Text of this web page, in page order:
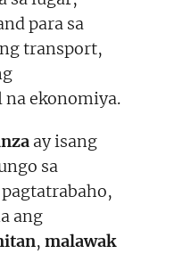
para sa
transport,
na ekonomiya.
ay isang
sa
ang
, malawak